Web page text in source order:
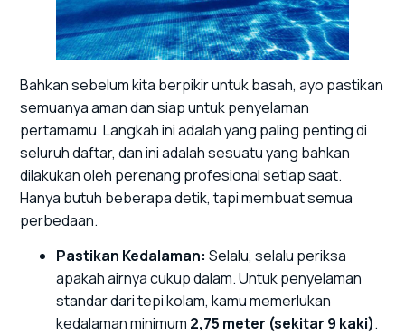
Bahkan sebelum kita berpikir untuk basah, ayo pastikan
semuanya aman dan siap untuk penyelaman
pertamamu. Langkah ini adalah yang paling penting di
seluruh daftar, dan ini adalah sesuatu yang bahkan
dilakukan oleh perenang profesional setiap saat.
Hanya butuh beberapa detik, tapi membuat semua
perbedaan.
Pastikan Kedalaman: Selalu, selalu periksa
apakah airnya cukup dalam. Untuk penyelaman
standar dari tepi kolam, kamu memerlukan
kedalaman minimum 2,75 meter (sekitar 9 kaki).